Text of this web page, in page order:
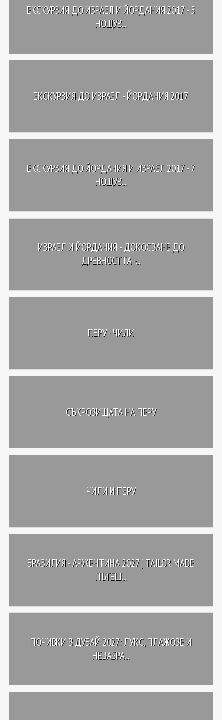
ЕКСКУРЗИЯ ДО ИЗРАЕЛ И ЙОРДАНИЯ 2017 - 5
НОЩУВ...
ЕКСКУРЗИЯ ДО ИЗРАЕЛ - ЙОРДАНИЯ 2017
ЕКСКУРЗИЯ ДО ЙОРДАНИЯ И ИЗРАЕЛ 2017 - 7
НОЩУВ...
ИЗРАЕЛ И ЙОРДАНИЯ - ДОКОСВАНЕ ДО
ДРЕВНОСТТА -...
ПЕРУ - ЧИЛИ
СЪКРОВИЩАТА НА ПЕРУ
ЧИЛИ И ПЕРУ
БРАЗИЛИЯ - АРЖЕНТИНА 2027 | TAILOR MADE
ПЪТЕШ...
ПОЧИВКИ В ДУБАЙ 2027: ЛУКС, ПЛАЖОВЕ И
НЕЗАБРА...